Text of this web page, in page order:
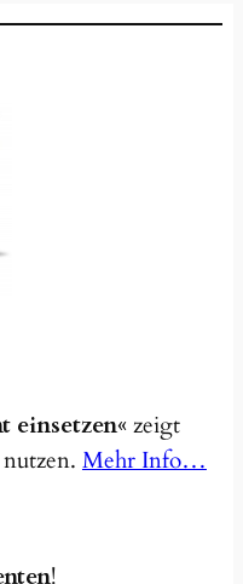
einsetzen«zeigt
Mehr Info…
!